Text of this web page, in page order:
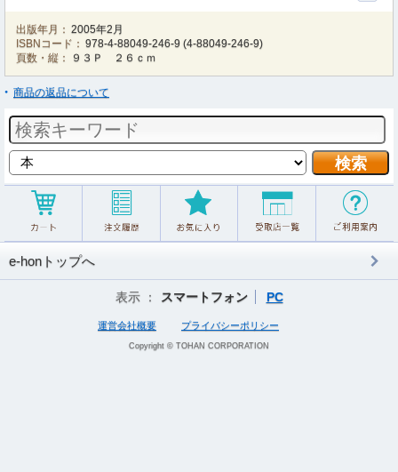
出版年月： 2005年2月
ISBNコード： 978-4-88049-246-9 (4-88049-246-9)
頁数・縦：
９３Ｐ ２６ｃｍ
商品の返品について
e-honトップへ
表示 ： スマートフォン PC
運営会社概要 プライバシーポリシー
Copyright © TOHAN CORPORATION